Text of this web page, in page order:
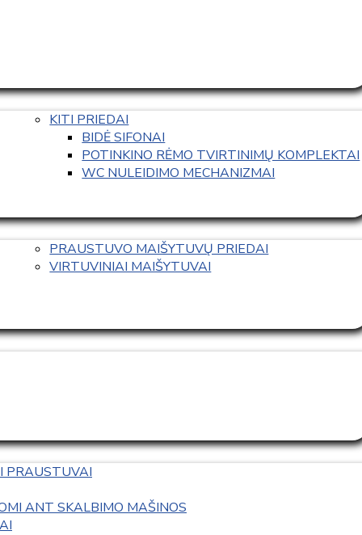
KITI PRIEDAI
BIDĖ SIFONAI
POTINKINO RĖMO TVIRTINIMŲ KOMPLEKTAI
WC NULEIDIMO MECHANIZMAI
PRAUSTUVO MAIŠYTUVŲ PRIEDAI
VIRTUVINIAI MAIŠYTUVAI
PRAUSTUVAI
ANT SKALBIMO MAŠINOS